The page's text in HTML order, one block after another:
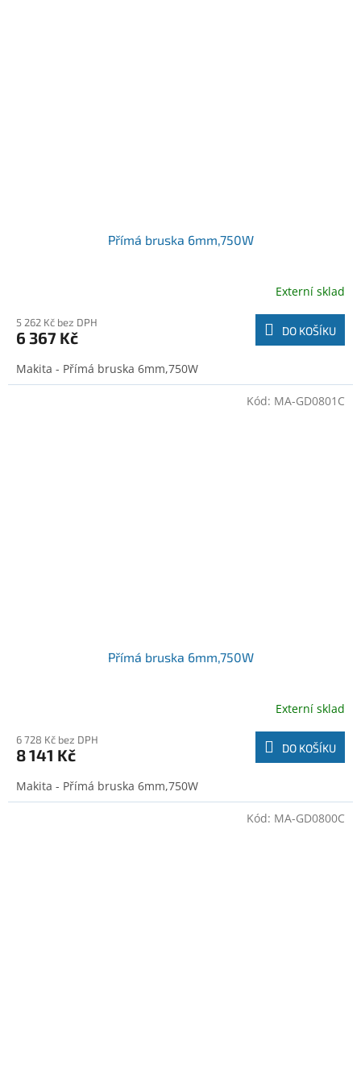
Přímá bruska 6mm,750W
Externí sklad
5 262 Kč bez DPH
6 367 Kč DO KOŠÍKU
Makita - Přímá bruska 6mm,750W
Přímá bruska 6mm,750W
Externí sklad
6 728 Kč bez DPH
8 141 Kč DO KOŠÍKU
Makita - Přímá bruska 6mm,750W
Kód: MA-GD0801C
Kód: MA-GD0800C